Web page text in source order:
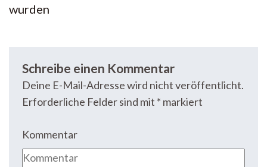
wurden
Schreibe einen Kommentar
Deine E-Mail-Adresse wird nicht veröffentlicht.
Erforderliche Felder sind mit * markiert
Kommentar